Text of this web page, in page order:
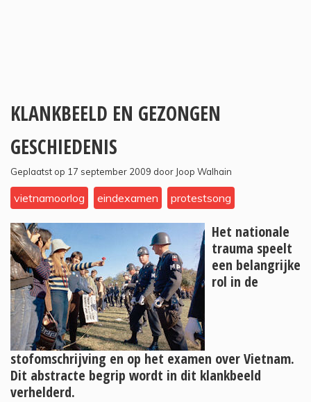
KLANKBEELD EN GEZONGEN
GESCHIEDENIS
Geplaatst op 17 september 2009 door Joop Walhain
vietnamoorlog eindexamen protestsong
Het nationale
trauma speelt
een belangrijke
rol in de
stofomschrijving en op het examen over Vietnam.
Dit abstracte begrip wordt in dit klankbeeld
verhelderd.